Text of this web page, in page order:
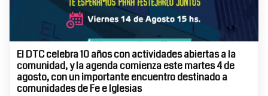
El DTC celebra 10 años con actividades abiertas a la
comunidad, y la agenda comienza este martes 4 de
agosto, con un importante encuentro destinado a
comunidades de Fe e Iglesias